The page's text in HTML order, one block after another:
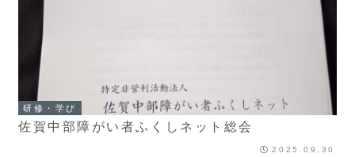
研修・学び
佐賀中部障がい者ふくしネット総会
2025.09.30